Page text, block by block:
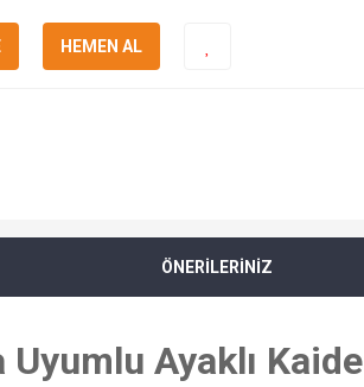
HEMEN AL
ÖNERİLERİNİZ
Ayaklı Kaide